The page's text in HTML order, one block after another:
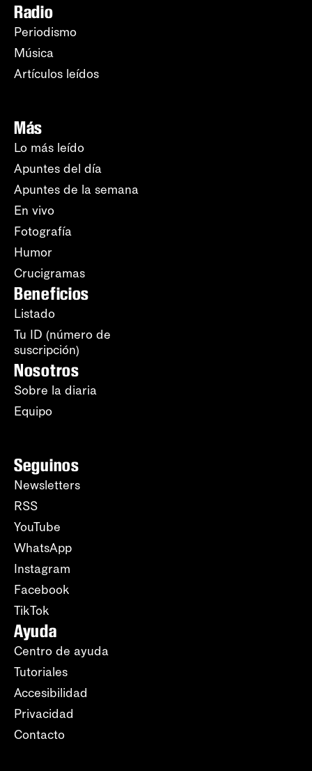
Radio
Periodismo
Música
Artículos leídos
Más
Lo más leído
Apuntes del día
Apuntes de la semana
En vivo
Fotografía
Humor
Crucigramas
Beneficios
Listado
Tu ID (número de
suscripción)
Nosotros
Sobre la diaria
Equipo
Seguinos
Newsletters
RSS
YouTube
WhatsApp
Instagram
Facebook
TikTok
Ayuda
Centro de ayuda
Tutoriales
Accesibilidad
Privacidad
Contacto